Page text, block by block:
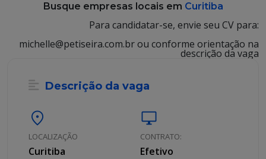
Busque empresas locais em Curitiba
Para candidatar-se, envie seu CV para:
michelle@petiseira.com.br ou conforme orientação na
descrição da vaga
Descrição da vaga
location_on
LOCALIZAÇÃO
Curitiba
desktop_windows
CONTRATO:
Efetivo